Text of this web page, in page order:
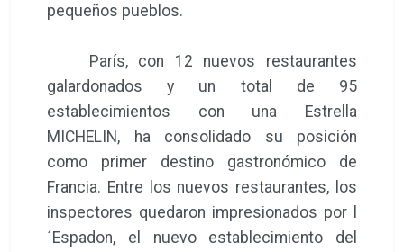
pequeños pueblos.
París, con 12 nuevos restaurantes
galardonados y un total de 95
establecimientos con una Estrella
MICHELIN, ha consolidado su posición
como primer destino gastronómico de
Francia. Entre los nuevos restaurantes, los
inspectores quedaron impresionados por l
´Espadon, el nuevo establecimiento del